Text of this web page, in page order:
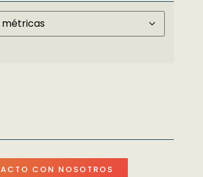
CON NOSOTROS